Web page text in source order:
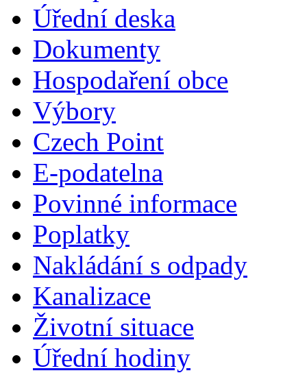
Úřední deska
Dokumenty
Hospodaření obce
Výbory
Czech Point
E-podatelna
Povinné informace
Poplatky
Nakládání s odpady
Kanalizace
Životní situace
Úřední hodiny